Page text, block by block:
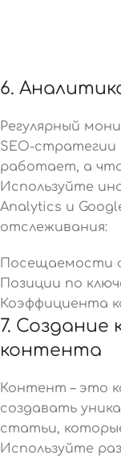
6.
Регулярный
SEO-
работает, а
Используйте
Analytics и
отслеживания:
Посещаемости
Позиции по
Коэффициента
7. Создание
контента
Контент – это
создавать
статьи,
Используйте